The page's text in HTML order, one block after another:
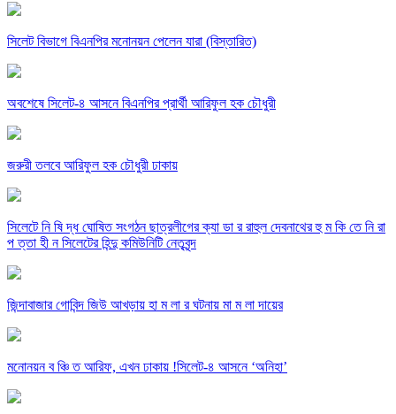
সিলেট বিভাগে বিএনপির মনোনয়ন পেলেন যারা (বিস্তারিত)
অবশেষে সিলেট-৪ আসনে বিএনপির প্রার্থী আরিফুল হক চৌধুরী
জরুরী তলবে আরিফুল হক চৌধুরী ঢাকায়
সিলেটে নি ষি দ্ধ ঘোষিত সংগঠন ছাত্রলীগের ক্যা ডা র রাহুল দেবনাথের হু ম কি তে নি রা
প ত্তা হী ন সিলেটের হিন্দু কমিউনিটি নেতৃবৃন্দ
জিন্দাবাজার গোবিন্দ জিউ আখড়ায় হা ম লা র ঘটনায় মা ম লা দায়ের
মনোনয়ন ব ঞ্চি ত আরিফ, এখন ঢাকায় !সিলেট-৪ আসনে ‘অনিহা’